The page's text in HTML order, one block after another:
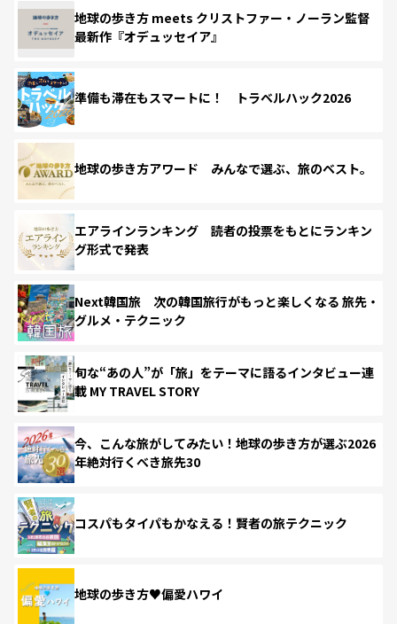
地球の歩き方 meets クリストファー・ノーラン監督
最新作『オデュッセイア』
準備も滞在もスマートに！ トラベルハック2026
地球の歩き方アワード みんなで選ぶ、旅のベスト。
エアラインランキング 読者の投票をもとにランキン
グ形式で発表
Next韓国旅 次の韓国旅行がもっと楽しくなる 旅先・
グルメ・テクニック
旬な“あの人”が「旅」をテーマに語るインタビュー連
載 MY TRAVEL STORY
今、こんな旅がしてみたい！地球の歩き方が選ぶ2026
年絶対行くべき旅先30
コスパもタイパもかなえる！賢者の旅テクニック
地球の歩き方♥偏愛ハワイ